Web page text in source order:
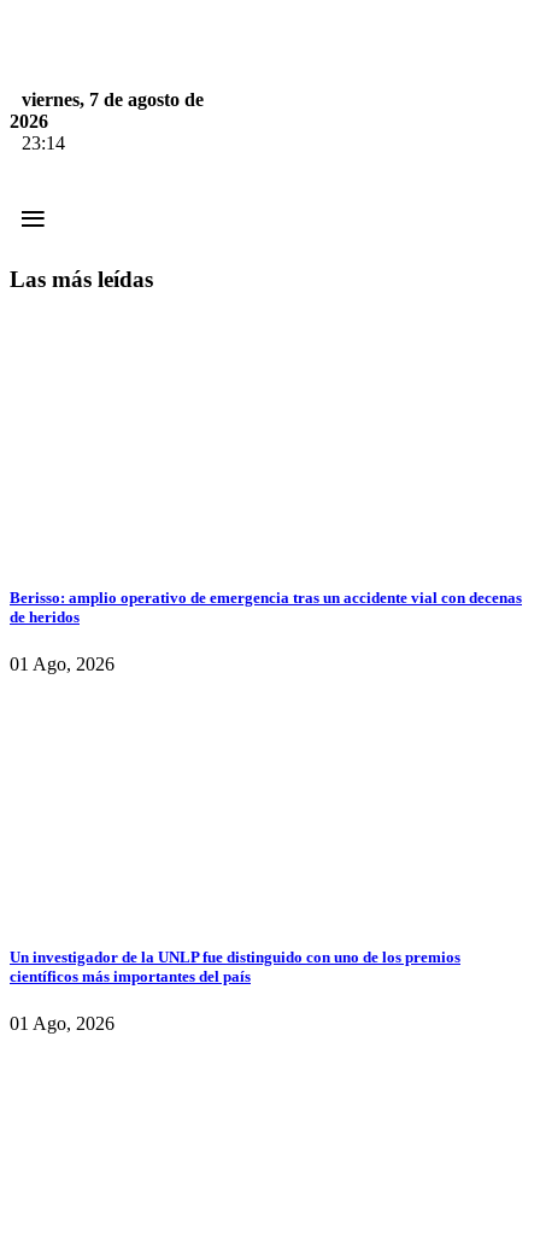
viernes, 7 de agosto de
2026
23:14
≡
Las más leídas
Berisso: amplio operativo de emergencia tras un accidente vial con decenas
de heridos
01 Ago, 2026
Un investigador de la UNLP fue distinguido con uno de los premios
científicos más importantes del país
01 Ago, 2026